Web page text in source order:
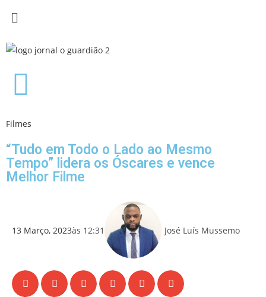
Filmes
“Tudo em Todo o Lado ao Mesmo
Tempo” lidera os Óscares e vence
Melhor Filme
13 Março, 2023às 12:31 José Luís Mussemo